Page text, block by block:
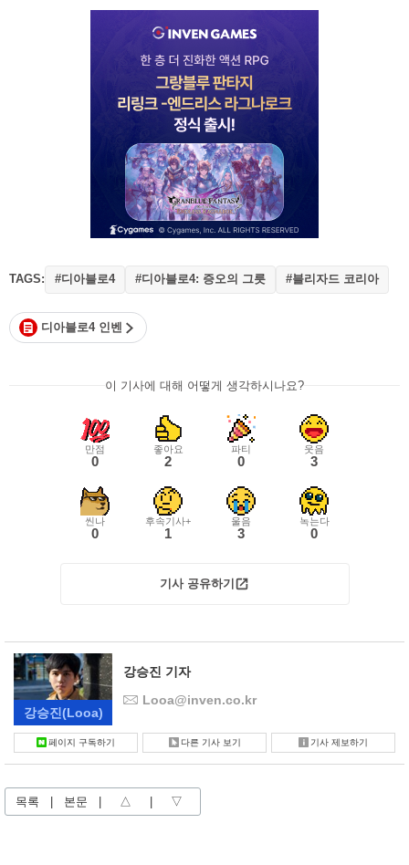
TAGS: #디아블로4 #디아블로4: 증오의 그릇 #블리자드 코리아
디아블로4 인벤
이 기사에 대해 어떻게 생각하시나요?
만점
0
좋아요
2
파티
0
웃음
3
씬나
0
후속기사+
1
울음
3
녹는다
0
기사 공유하기
강승진 (Looa)
강승진 기자
Looa@inven.co.kr
페이지 구독하기 다른 기사 보기 기사 제보하기
목록 본문 △ ▽